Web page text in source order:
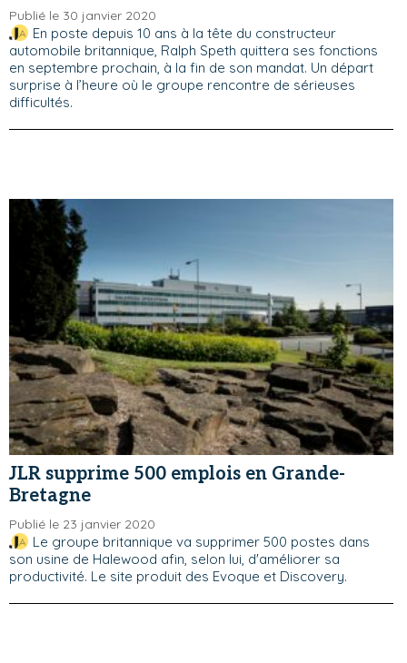
Publié le 30 janvier 2020
En poste depuis 10 ans à la tête du constructeur
automobile britannique, Ralph Speth quittera ses fonctions
en septembre prochain, à la fin de son mandat. Un départ
surprise à l’heure où le groupe rencontre de sérieuses
difficultés.
JLR supprime 500 emplois en Grande-
Bretagne
Publié le 23 janvier 2020
Le groupe britannique va supprimer 500 postes dans
son usine de Halewood afin, selon lui, d'améliorer sa
productivité. Le site produit des Evoque et Discovery.